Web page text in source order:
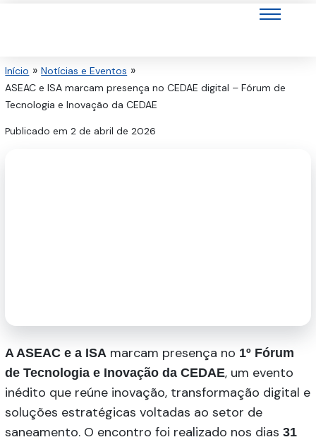
Início
Notícias e Eventos
ASEAC e ISA marcam presença no CEDAE digital – Fórum de
Tecnologia e Inovação da CEDAE
Publicado em 2 de abril de 2026
A ASEAC e a ISA marcam presença no 1º Fórum
de Tecnologia e Inovação da CEDAE, um evento
inédito que reúne inovação, transformação digital e
soluções estratégicas voltadas ao setor de
saneamento. O encontro foi realizado nos dias 31